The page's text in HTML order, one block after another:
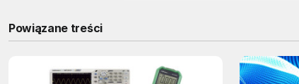
Powiązane treści